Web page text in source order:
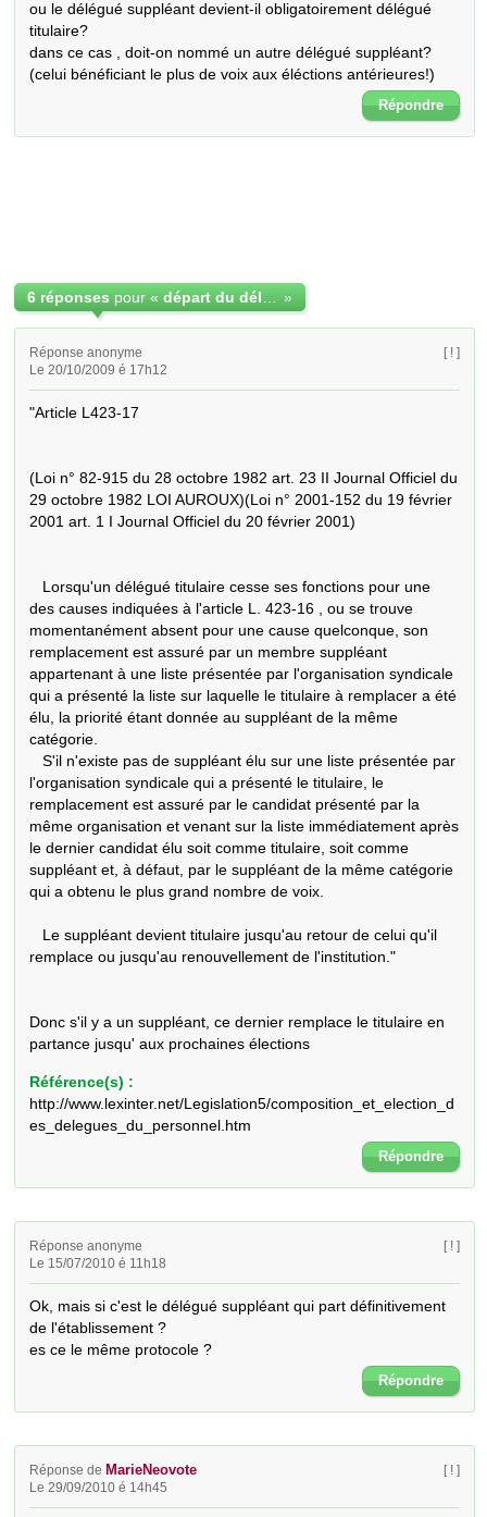
ou le délégué suppléant devient-il obligatoirement délégué
titulaire?
dans ce cas , doit-on nommé un autre délégué suppléant?
(celui bénéficiant le plus de voix aux éléctions antérieures!)
Répondre
6 réponses pour « »
Réponse anonyme
Le 20/10/2009 é 17h12
[ ! ]
"Article L423-17
(Loi n° 82-915 du 28 octobre 1982 art. 23 II Journal Officiel du
29 octobre 1982 LOI AUROUX)(Loi n° 2001-152 du 19 février
2001 art. 1 I Journal Officiel du 20 février 2001)
des causes indiquées à l'article L. 423-16 , ou se trouve
momentanément absent pour une cause quelconque, son
remplacement est assuré par un membre suppléant
appartenant à une liste présentée par l'organisation syndicale
qui a présenté la liste sur laquelle le titulaire à remplacer a été
élu, la priorité étant donnée au suppléant de la même
catégorie.
   S'il n'existe pas de suppléant élu sur une liste présentée par
l'organisation syndicale qui a présenté le titulaire, le
remplacement est assuré par le candidat présenté par la
même organisation et venant sur la liste immédiatement après
le dernier candidat élu soit comme titulaire, soit comme
suppléant et, à défaut, par le suppléant de la même catégorie
qui a obtenu le plus grand nombre de voix.
remplace ou jusqu'au renouvellement de l'institution."
Donc s'il y a un suppléant, ce dernier remplace le titulaire en
partance jusqu' aux prochaines élections
Référence(s) :
http://www.lexinter.net/Legislation5/composition_et_election_d
es_delegues_du_personnel.htm
Répondre
Réponse anonyme
Le 15/07/2010 é 11h18
[ ! ]
Ok, mais si c'est le délégué suppléant qui part définitivement
de l'établissement ?
es ce le même protocole ?
Répondre
Réponse de MarieNeovote
Le 29/09/2010 é 14h45
[ ! ]